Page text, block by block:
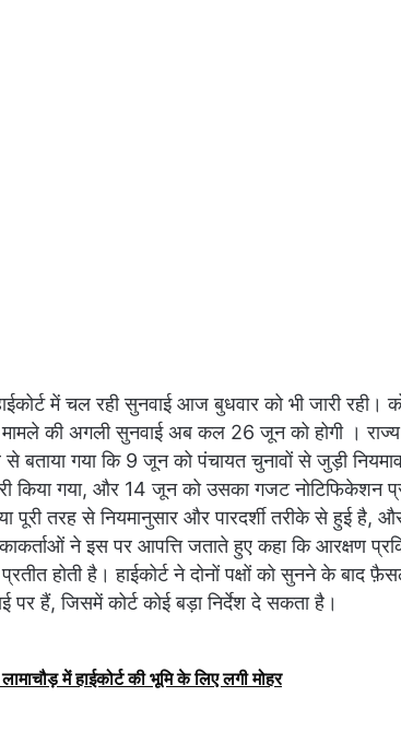
में चल रही सुनवाई आज बुधवार को भी जारी रही।
की अगली सुनवाई अब कल 26 जून को होगी ।
गया कि 9 जून को पंचायत चुनावों से जुड़ी
किया गया, और 14 जून को उसका गजट नोटिफिकेशन
पूरी तरह से नियमानुसार और पारदर्शी तरीके से हुई है,
ने इस पर आपत्ति जताते हुए कहा कि आरक्षण
होती है। हाईकोर्ट ने दोनों पक्षों को सुनने के बाद
हैं, जिसमें कोर्ट कोई बड़ा निर्देश दे सकता है।
में हाईकोर्ट की भूमि के लिए लगी मोहर